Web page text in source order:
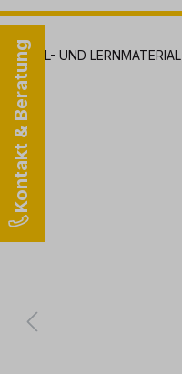
Kontakt & Beratung
SPIEL- UND LERNMATERIAL
Bildergalerie überspringen